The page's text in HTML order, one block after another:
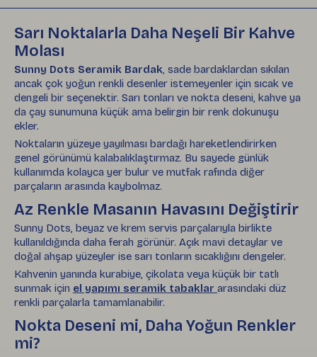
Sarı Noktalarla Daha Neşeli Bir Kahve
Molası
Sunny Dots Seramik Bardak , sade bardaklardan sıkılan
ancak çok yoğun renkli desenler istemeyenler için sıcak ve
dengeli bir seçenektir. Sarı tonları ve nokta deseni, kahve ya
da çay sunumuna küçük ama belirgin bir renk dokunuşu
ekler.
Noktaların yüzeye yayılması bardağı hareketlendirirken
genel görünümü kalabalıklaştırmaz. Bu sayede günlük
kullanımda kolayca yer bulur ve mutfak rafında diğer
parçaların arasında kaybolmaz.
Az Renkle Masanın Havasını Değiştirir
Sunny Dots, beyaz ve krem servis parçalarıyla birlikte
kullanıldığında daha ferah görünür. Açık mavi detaylar ve
doğal ahşap yüzeyler ise sarı tonların sıcaklığını dengeler.
Kahvenin yanında kurabiye, çikolata veya küçük bir tatlı
sunmak için el yapımı seramik tabaklar arasındaki düz
renkli parçalarla tamamlanabilir.
Nokta Deseni mi, Daha Yoğun Renkler
mi?